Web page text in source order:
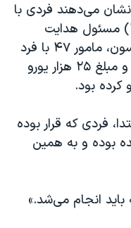
نشان می‌دهند فردی با
نام کاربری «مامور ۴۷» (ایجنت ۴۷) مسئول هدایت
عملیات بوده است. به گفته ریچاردسون، مامور ۴۷ با فرد
دیگری درباره «یافتن یک آدم‌ کش» و مبلغ ۲۵ هزار یورو
کرده بود.
فردی که قرار بوده
بوده و به همین
انجام می‌شد.»